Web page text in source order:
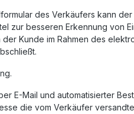
des Verkäufers kann
zur besseren Erkennung
Kunde im Rahmen des
E-Mail und automatisierter
die vom Verkäufer